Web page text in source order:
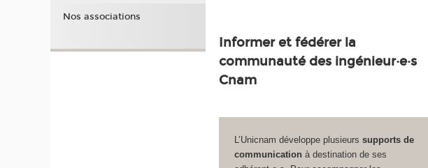
Informer et fédérer la
communauté des ingénieur·e·s
Cnam
L’Unicnam développe plusieurssupports de
communication à destination de ses
Nos associations